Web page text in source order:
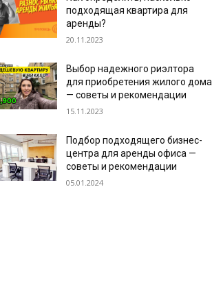
подходящая квартира для
аренды?
20.11.2023
Выбор надежного риэлтора
для приобретения жилого дома
— советы и рекомендации
15.11.2023
Подбор подходящего бизнес-
центра для аренды офиса —
советы и рекомендации
05.01.2024